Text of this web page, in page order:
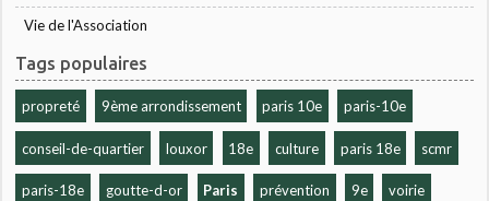
Vie de l'Association
Tags populaires
propreté 9ème arrondissement paris 10e paris-10e
conseil-de-quartier louxor 18e culture paris 18e scmr
paris-18e goutte-d-or Paris prévention 9e voirie